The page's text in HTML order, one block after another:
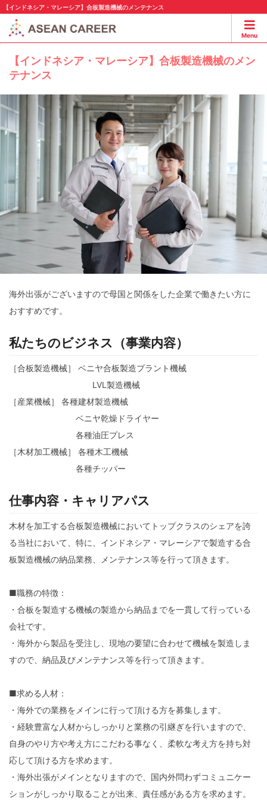
【インドネシア・マレーシア】合板製造機械のメンテナンス
Menu
【インドネシア・マレーシア】合板製造機械のメン
テナンス
海外出張がございますので母国と関係をした企業で働きたい方に
おすすめです。
私たちのビジネス（事業内容）
［合板製造機械］ ベニヤ合板製造プラント機械
LVL製造機械
［産業機械］ 各種建材製造機械
ベニヤ乾燥ドライヤー
各種油圧プレス
［木材加工機械］ 各種木工機械
各種チッパー
仕事内容・キャリアパス
木材を加工する合板製造機械においてトップクラスのシェアを誇
る当社において、特に、インドネシア・マレーシアで製造する合
板製造機械の納品業務、メンテナンス等を行って頂きます。
■職務の特徴：
・合板を製造する機械の製造から納品までを一貫して行っている
会社です。
・海外から製品を受注し、現地の要望に合わせて機械を製造しま
すので、納品及びメンテナンス等を行って頂きます。
■求める人材：
・海外での業務をメインに行って頂ける方を募集します。
・経験豊富な人材からしっかりと業務の引継ぎを行いますので、
自身のやり方や考え方にこだわる事なく、柔軟な考え方を持ち対
応して頂ける方を求めます。
・海外出張がメインとなりますので、国内外問わずコミュニケー
ションがしっかり取ることが出来、責任感がある方を求めます。